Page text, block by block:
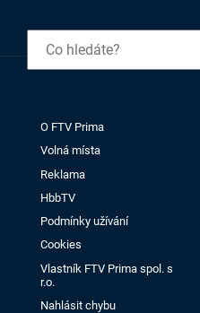
O FTV Prima
Volná místa
Reklama
HbbTV
Podmínky užívání
Cookies
Vlastník FTV Prima spol. s
r.o.
Nahlásit chybu